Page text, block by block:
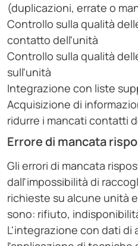
(duplicazioni, errate o
Controllo sulla qualità
contatto dell'unità
Controllo sulla qualità
sull'unità
Integrazione con liste
Acquisizione di
ridurre i mancati contatti
Errore di mancata
Gli errori di mancata
dall'impossibilità di
richieste su alcune unità
sono: rifiuto,
L'integrazione con dati di